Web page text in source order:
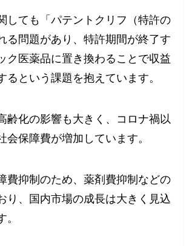
しても「パテントクリフ（特許の
る問題があり、特許期間が終了す
ク医薬品に置き換わることで収益
るという課題を抱えています。
齢化の影響も大きく、コロナ禍以
会保障費が増加しています。
費抑制のため、薬剤費抑制などの
り、国内市場の成長は大きく見込
。